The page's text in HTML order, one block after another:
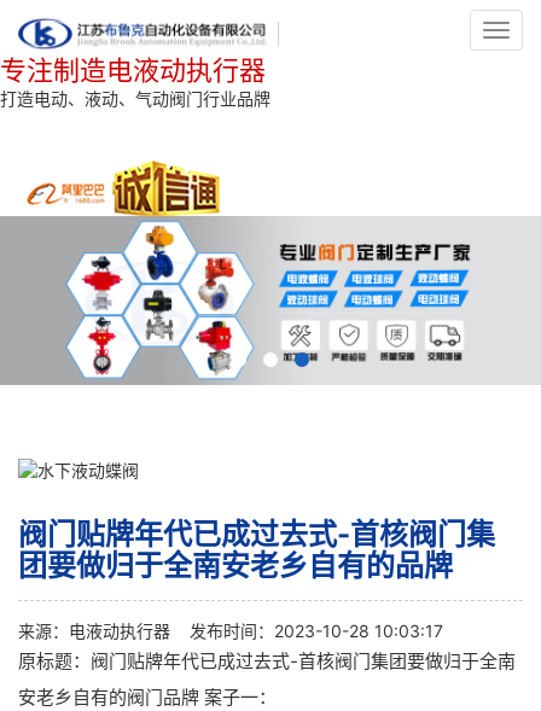
专注制造电液动执行器
打造电动、液动、气动阀门行业品牌
阀门贴牌年代已成过去式-首核阀门集
团要做归于全南安老乡自有的品牌
来源： 电液动执行器 发布时间：2023-10-28 10:03:17
原标题：阀门贴牌年代已成过去式-首核阀门集团要做归于全南
安老乡自有的阀门品牌 案子一：